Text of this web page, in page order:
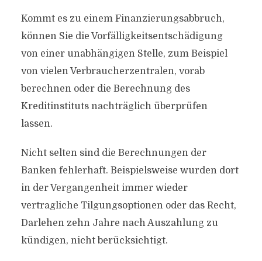
Kommt es zu einem Finanzierungsabbruch,
können Sie die Vorfälligkeitsentschädigung
von einer unabhängigen Stelle, zum Beispiel
von vielen Verbraucherzentralen, vorab
berechnen oder die Berechnung des
Kreditinstituts nachträglich überprüfen
lassen.
Nicht selten sind die Berechnungen der
Banken fehlerhaft. Beispielsweise wurden dort
in der Vergangenheit immer wieder
vertragliche Tilgungsoptionen oder das Recht,
Darlehen zehn Jahre nach Auszahlung zu
kündigen, nicht berücksichtigt.